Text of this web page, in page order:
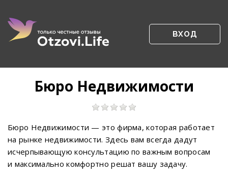
ВХОД
Бюро Недвижимости
Бюро Недвижимости — это фирма, которая работает
на рынке недвижимости. Здесь вам всегда дадут
исчерпывающую консультацию по важным вопросам
и максимально комфортно решат вашу задачу.